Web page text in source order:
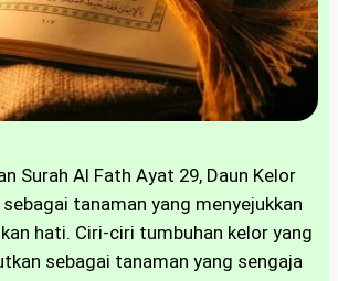
Surah Al Fath Ayat 29, Daun Kelor
tanaman yang menyejukkan
hati. Ciri-ciri tumbuhan kelor yang
sebagai tanaman yang sengaja